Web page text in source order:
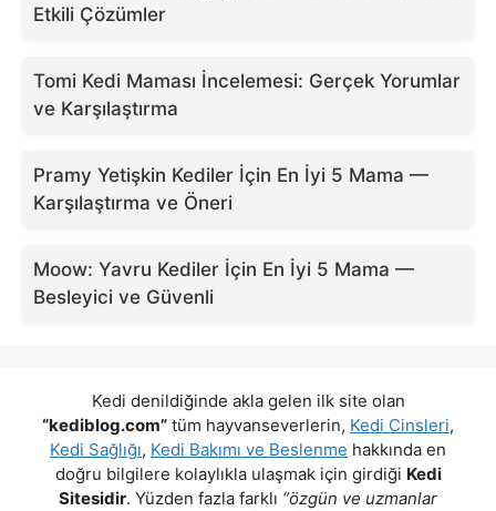
Etkili Çözümler
Tomi Kedi Maması İncelemesi: Gerçek Yorumlar
ve Karşılaştırma
Pramy Yetişkin Kediler İçin En İyi 5 Mama —
Karşılaştırma ve Öneri
Moow: Yavru Kediler İçin En İyi 5 Mama —
Besleyici ve Güvenli
Kedi denildiğinde akla gelen ilk site olan
“kediblog.com” tüm hayvanseverlerin, Kedi Cinsleri,
Kedi Sağlığı, Kedi Bakımı ve Beslenme hakkında en
doğru bilgilere kolaylıkla ulaşmak için girdiği Kedi
Sitesidir. Yüzden fazla farklı “özgün ve uzmanlar